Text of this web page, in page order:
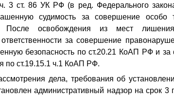
3 ст. 86 УК РФ (в ред. Федерального
судимость за совершение особо
После освобождения из мест
за совершение
безопасность по ст.20.21 КоАП РФ и
по ст.19.15.1 ч.1 КоАП РФ.
дела, требования об
административный надзор на срок